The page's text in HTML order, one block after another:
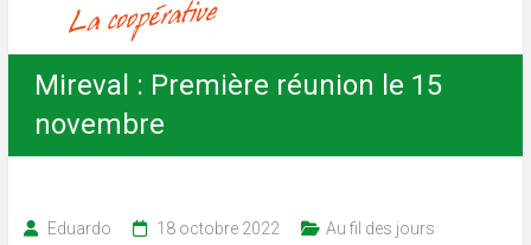
Citoyennes
Mireval : Première réunion le 15
novembre
Eduardo 18 octobre 2022 Au fil des jours